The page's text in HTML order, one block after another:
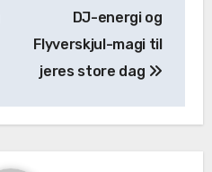
DJ-energi og
Flyverskjul-magi til
jeres store dag